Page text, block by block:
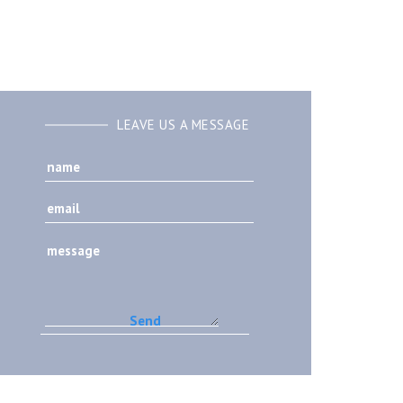
LEAVE US A MESSAGE